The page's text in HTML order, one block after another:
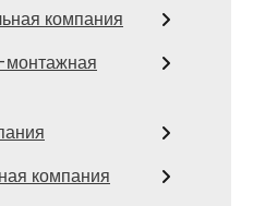
компания
монтажная
компания